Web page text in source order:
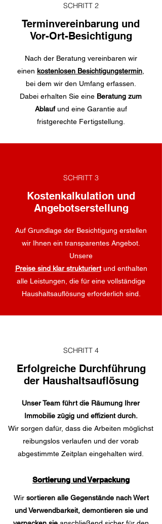
SCHRITT 2
Terminvereinbarung und
Vor-Ort-Besichtigung
Nach der Beratung vereinbaren wir
einen kostenlosen Besichtigungstermin
bei dem wir den Umfang erfassen.
Dabei erhalten Sie eine Beratung zum
Ablaufund eine Garantie auf
fristgerechte Fertigstellung.
SCHRITT 3
Kostenkalkulation und
Angebotserstellung
Auf Grundlage der Besichtigung erstellen
wir Ihnen ein transparentes Angebot.
Unsere
Preise sind klar strukturiertund enthalten
alle Leistungen, die für eine vollständige
Haushaltsauflösung erforderlich sind.
SCHRITT 4
Erfolgreiche Durchführung
der Haushaltsauflösung
Unser Team führt die Räumung Ihrer
Immobilie zügig und effizient durch.
Wir sorgen dafür, dass die Arbeiten möglichst
reibungslos verlaufen und der vorab
abgestimmte Zeitplan eingehalten wird.
Sortierung und Verpackung
Wir sortieren alle Gegenstände nach Wert
und Verwendbarkeit, demontieren sie und